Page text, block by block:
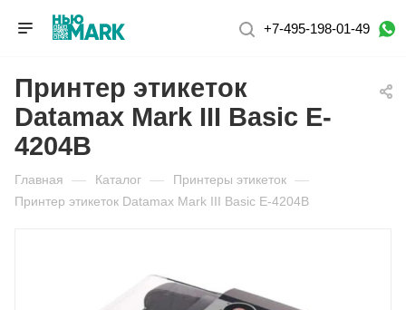
+7-495-198-01-49
Принтер этикеток
Datamax Mark III Basic E-
4204B
Главная — Каталог — Принтеры этикеток —
Принтер этикеток Datamax Mark III Basic E-4204B